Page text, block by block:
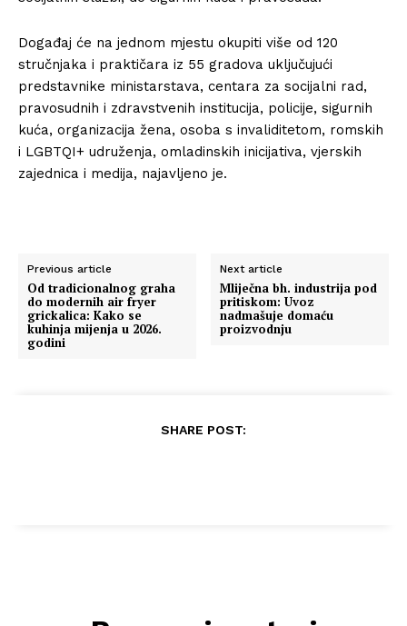
Događaj će na jednom mjestu okupiti više od 120
stručnjaka i praktičara iz 55 gradova uključujući
predstavnike ministarstava, centara za socijalni rad,
pravosudnih i zdravstvenih institucija, policije, sigurnih
kuća, organizacija žena, osoba s invaliditetom, romskih
i LGBTQI+ udruženja, omladinskih inicijativa, vjerskih
zajednica i medija, najavljeno je.
Previous article
Od tradicionalnog graha
do modernih air fryer
grickalica: Kako se
kuhinja mijenja u 2026.
godini
Next article
Mliječna bh. industrija pod
pritiskom: Uvoz
nadmašuje domaću
proizvodnju
SHARE POST: